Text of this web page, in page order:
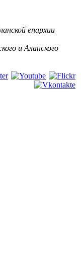
ой епархии
и Аланского